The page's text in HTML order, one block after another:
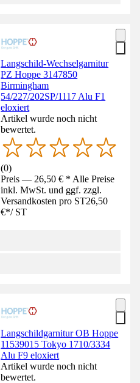
Langschild-Wechselgarnitur
PZ Hoppe 3147850
Birmingham
54/227/202SP/1117 Alu F1
eloxiert
Artikel wurde noch nicht
bewertet.
(0)
Preis — 26,50 € * Alle Preise
inkl. MwSt. und ggf. zzgl.
Versandkosten pro ST26,50
€*/ ST
Langschildgarnitur OB Hoppe
11539015 Tokyo 1710/3334
Alu F9 eloxiert
Artikel wurde noch nicht
bewertet.